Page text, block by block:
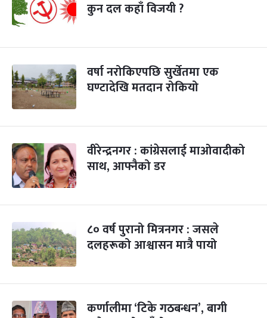
कुन दल कहाँ विजयी ?
वर्षा नरोकिएपछि सुर्खेतमा एक
घण्टादेखि मतदान रोकियो
वीरेन्द्रनगर : कांग्रेसलाई माओवादीको
साथ, आफ्नैको डर
८० वर्ष पुरानो मित्रनगर : जसले
दलहरूको आश्वासन मात्रै पायो
कर्णालीमा ‘टिके गठबन्धन’, बागी